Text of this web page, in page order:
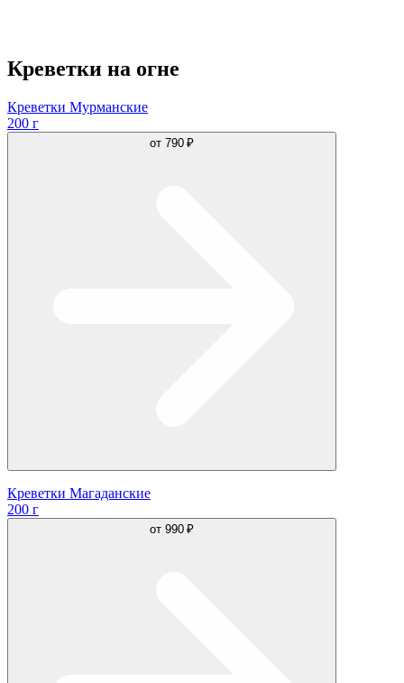
Креветки на огне
Креветки Мурманские
200 г
от 790 ₽
Креветки Магаданские
200 г
от 990 ₽